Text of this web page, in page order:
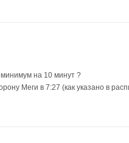
на 10 минут ?
Меги в 7:27 (как указано в